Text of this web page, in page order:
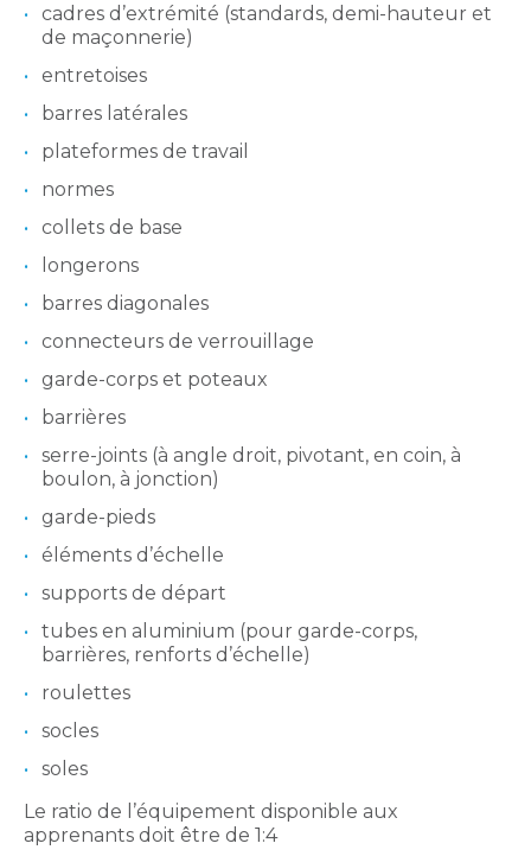
cadres d’extrémité (standards, demi-hauteur et
de maçonnerie)
entretoises
barres latérales
plateformes de travail
normes
collets de base
longerons
barres diagonales
connecteurs de verrouillage
garde-corps et poteaux
barrières
serre-joints (à angle droit, pivotant, en coin, à
boulon, à jonction)
garde-pieds
éléments d’échelle
supports de départ
tubes en aluminium (pour garde-corps,
barrières, renforts d’échelle)
roulettes
socles
soles
Le ratio de l’équipement disponible aux
apprenants doit être de 1:4